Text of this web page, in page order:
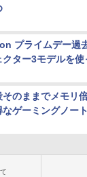
プライムデー過
クター3モデルを使
そのままでメモリ
なゲーミングノート